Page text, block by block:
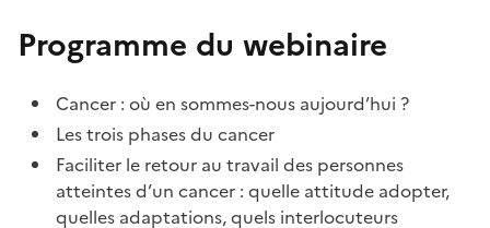
Programme du webinaire
Cancer : où en sommes-nous aujourd’hui ?
Les trois phases du cancer
Faciliter le retour au travail des personnes
atteintes d’un cancer : quelle attitude adopter,
quelles adaptations, quels interlocuteurs